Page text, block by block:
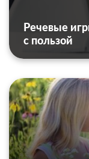
Речевые
с пользой